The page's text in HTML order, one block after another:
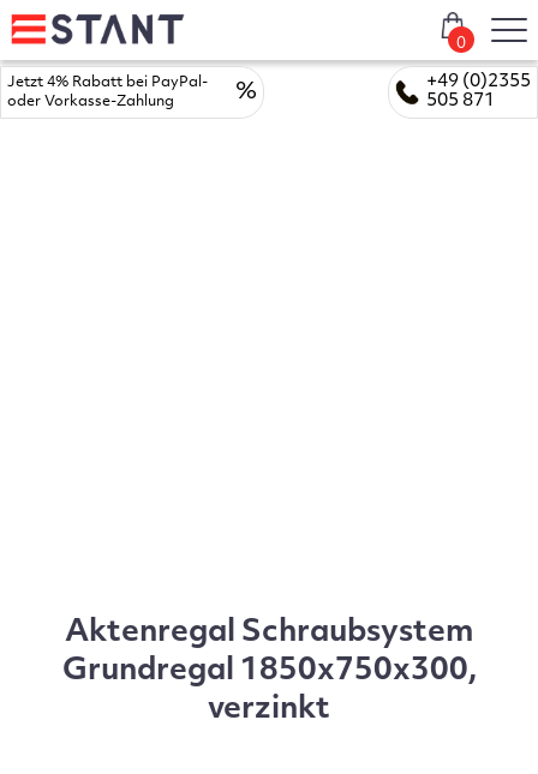
+49 (0)2355
505 871
Jetzt 4% Rabatt bei PayPal-
oder Vorkasse-Zahlung
%
0
Aktenregal Schraubsystem
Grundregal 1850x750x300,
verzinkt